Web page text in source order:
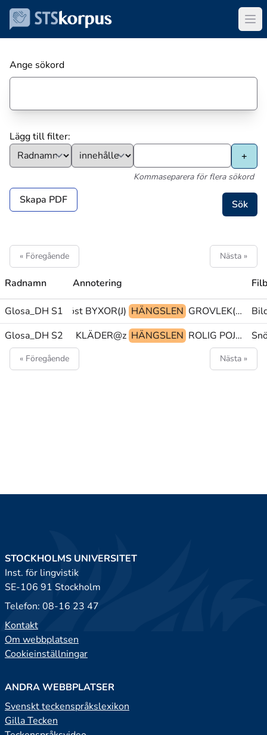
Ange sökord
Lägg till filter:
Kommaseparera för flera sökord
Skapa PDF
« Föregående Nästa »
Radnamn Annotering
Glosa_DH S1 BYXOR(J) HÄNGSLEN GROVLEK(Jvs)@z>ben SKO FORM(JJ)+BESKRIVNING@p
Glosa_DH S2
KLÄDER@z HÄNGSLEN ROLIG POJKE SKRATTA(7b)@rd
« Föregående Nästa »
STOCKHOLMS UNIVERSITET
Inst. för lingvistik
SE-106 91 Stockholm
Telefon: 08-16 23 47
Kontakt
Om webbplatsen
Cookieinställningar
ANDRA WEBBPLATSER
Svenskt teckenspråkslexikon
Gilla Tecken